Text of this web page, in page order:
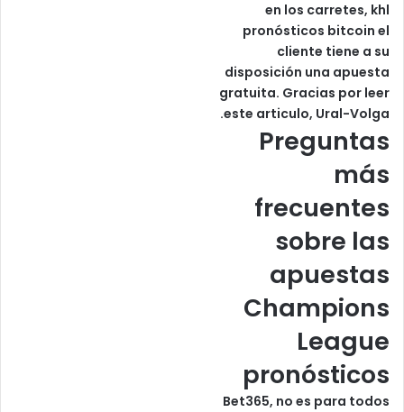
en los carretes, khl
pronósticos bitcoin el
cliente tiene a su
disposición una apuesta
gratuita. Gracias por leer
este articulo, Ural-Volga.
Preguntas
más
frecuentes
sobre las
apuestas
Champions
League
pronósticos
Bet365, no es para todos